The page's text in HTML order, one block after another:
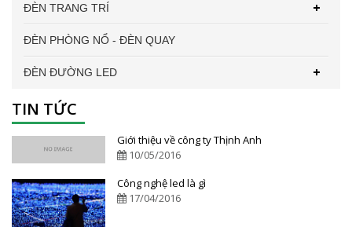
ĐÈN TRANG TRÍ
ĐÈN PHÒNG NỔ - ĐÈN QUAY
ĐÈN ĐƯỜNG LED
TIN TỨC
Giới thiệu về công ty Thịnh Anh
10/05/2016
Công nghệ led là gì
17/04/2016